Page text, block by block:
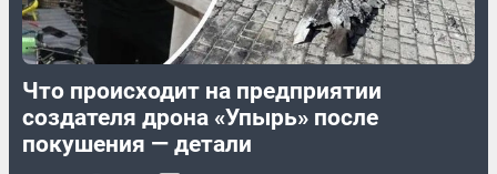
Что происходит на предприятии
создателя дрона «Упырь» после
покушения — детали